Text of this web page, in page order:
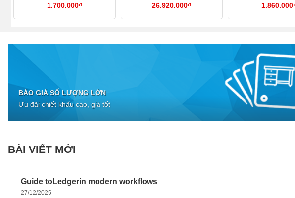
1.700.000₫ 26.920.000₫ 1.860.000
BÁO GIÁ SỐ LƯỢNG LỚN
Ưu đãi chiết khấu cao, giá tốt
BÀI VIẾT MỚI
Guide toLedgerin modern workflows
27/12/2025